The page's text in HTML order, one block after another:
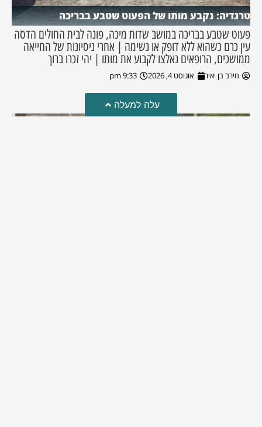
טרגדיה: נקבע מותו של הפעוט שטבע בבריכה
פעוט שטבע בבריכה במושב שדות מיכה, פונה לבית החולים הדסה
עין כרם כשהוא ללא דופק או נשימה | אחרי ניסיונות של החייאה
ממושכים, הרופאים נאלצו לקבוע את מותו | יהי זכרו ברוך
מירב בן יאיר אוגוסט 4, 2026 9:33 pm
עלה למעלה